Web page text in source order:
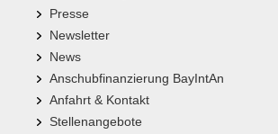
Presse
Newsletter
News
Anschubfinanzierung BayIntAn
Anfahrt & Kontakt
Stellenangebote